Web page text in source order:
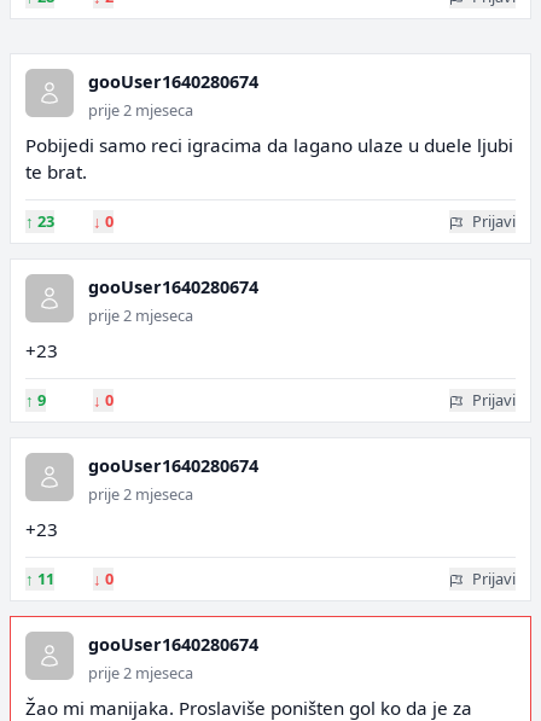
gooUser1640280674
prije 2 mjeseca
Pobijedi samo reci igracima da lagano ulaze u duele ljubi
te brat.
↑ 23 ↓ 0 Prijavi
gooUser1640280674
prije 2 mjeseca
+23
↑ 9 ↓ 0 Prijavi
gooUser1640280674
prije 2 mjeseca
+23
↑ 11 ↓ 0 Prijavi
gooUser1640280674
prije 2 mjeseca
Žao mi manijaka. Proslaviše poništen gol ko da je za